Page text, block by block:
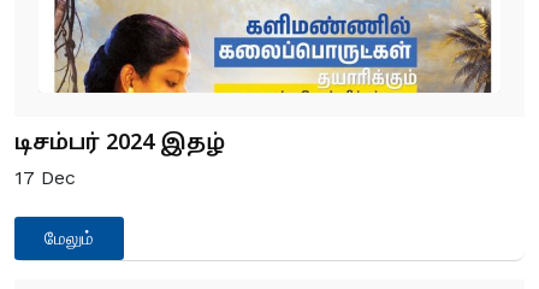
டிசம்பர் 2024 இதழ்
17 Dec
மேலும்